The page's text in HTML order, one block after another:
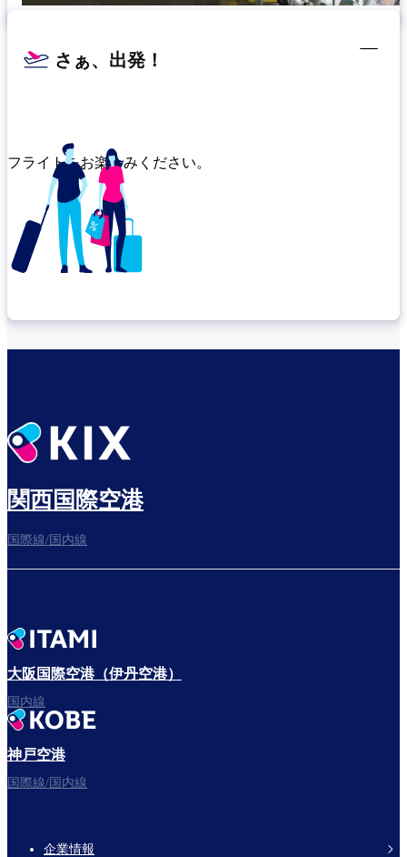
さぁ、出発！
フライトをお楽しみください。
さぁ、出発！
フライトをお楽しみください。
関西国際空港
国際線/国内線
大阪国際空港（伊丹空港）
国内線
神戸空港
国際線/国内線
企業情報